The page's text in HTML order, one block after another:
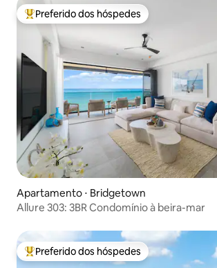
Entre os melhores preferidos dos hóspedes
Preferido dos hóspedes
Apartamento ⋅ Bridgetown
Allure 303: 3BR Condomínio à beira-mar
Entre os melhores preferidos dos hóspedes
Preferido dos hóspedes